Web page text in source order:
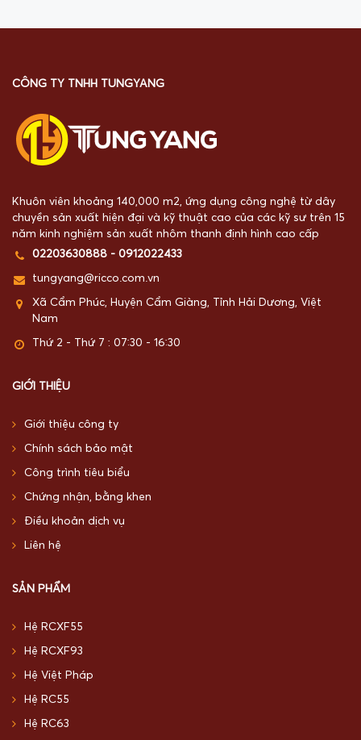
CÔNG TY TNHH TUNGYANG
Khuôn viên khoảng 140,000 m2, ứng dụng công nghệ từ dây
chuyền sản xuất hiện đại và kỹ thuật cao của các kỹ sư trên 15
năm kinh nghiệm sản xuất nhôm thanh định hình cao cấp
02203630888 - 0912022433
tungyang@ricco.com.vn
Xã Cẩm Phúc, Huyện Cẩm Giàng, Tỉnh Hải Dương, Việt
Nam
Thứ 2 - Thứ 7 : 07:30 - 16:30
GIỚI THIỆU
Giới thiệu công ty
Chính sách bảo mật
Công trình tiêu biểu
Chứng nhận, bằng khen
Điều khoản dịch vụ
Liên hệ
SẢN PHẨM
Hệ RCXF55
Hệ RCXF93
Hệ Việt Pháp
Hệ RC55
Hệ RC63